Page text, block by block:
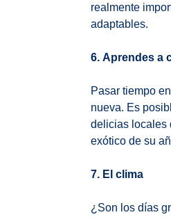
realmente
adaptables.
6. Aprendes a
Pasar tiempo
nueva. Es
delicias locales
exótico de su
7. El clima
¿Son los días